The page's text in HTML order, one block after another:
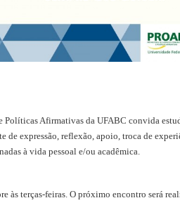
Afirmativas da UFABC convida
de expressão, reflexão, apoio, troca de
à vida pessoal e/ou acadêmica.
às terças-feiras. O próximo encontro será